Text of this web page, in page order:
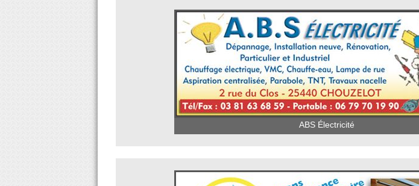
ABS Électricité